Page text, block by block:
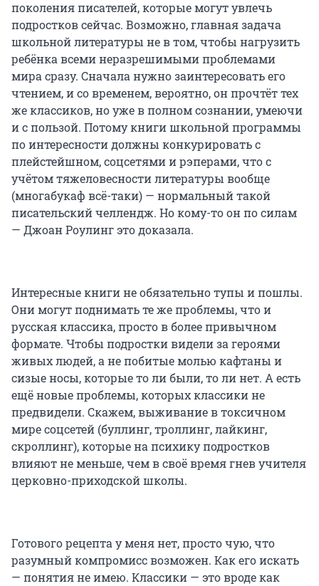
поколения писателей, которые могут увлечь
подростков сейчас. Возможно, главная задача
школьной литературы не в том, чтобы нагрузить
ребёнка всеми неразрешимыми проблемами
мира сразу. Сначала нужно заинтересовать его
чтением, и со временем, вероятно, он прочтёт тех
же классиков, но уже в полном сознании, умеючи
и с пользой. Потому книги школьной программы
по интересности должны конкурировать с
плейстейшном, соцсетями и рэперами, что с
учётом тяжеловесности литературы вообще
(многабукаф всё-таки) — нормальный такой
писательский челлендж. Но кому-то он по силам
— Джоан Роулинг это доказала.
Интересные книги не обязательно тупы и пошлы.
Они могут поднимать те же проблемы, что и
русская классика, просто в более привычном
формате. Чтобы подростки видели за героями
живых людей, а не побитые молью кафтаны и
сизые носы, которые то ли были, то ли нет. А есть
ещё новые проблемы, которых классики не
предвидели. Скажем, выживание в токсичном
мире соцсетей (буллинг, троллинг, лайкинг,
скроллинг), которые на психику подростков
влияют не меньше, чем в своё время гнев учителя
церковно-приходской школы.
Готового рецепта у меня нет, просто чую, что
разумный компромисс возможен. Как его искать
— понятия не имею. Классики — это вроде как